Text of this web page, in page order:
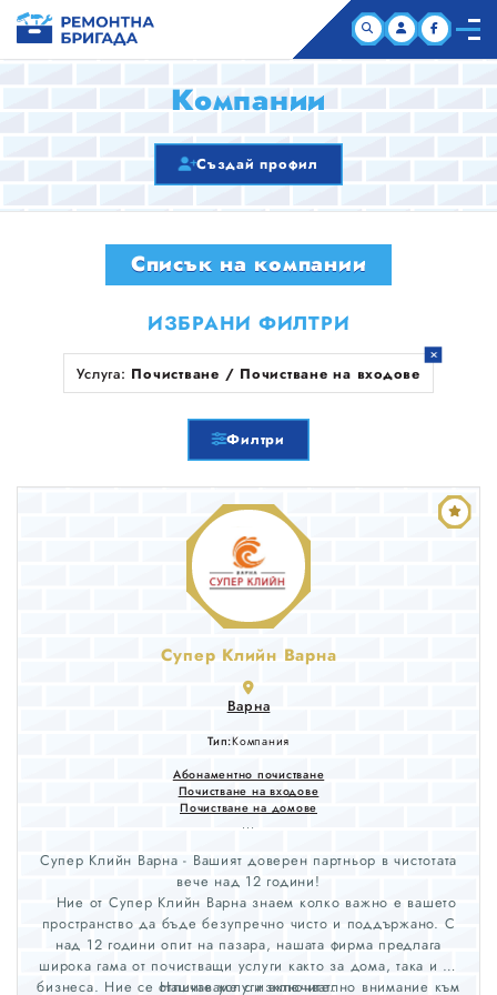
КОМПАНИИ
ЗА НАС
Компании
Създай профил
Списък на компании
ИЗБРАНИ ФИЛТРИ
Услуга: Почистване / Почистване на входове
Филтри
Супер Клийн Варна
Варна
Тип:Компания
Абонаментно почистване
Почистване на входове
Почистване на домове
...
Супер Клийн Варна - Вашият доверен партньор в чистотата
вече над 12 години!
Ние от Супер Клийн Варна знаем колко важно е вашето
пространство да бъде безупречно чисто и поддържано. С
над 12 години опит на пазара, нашата фирма предлага
широка гама от почистващи услуги както за дома, така и за
бизнеса. Ние се отличаваме с изключително внимание към
Нашите услуги включват: